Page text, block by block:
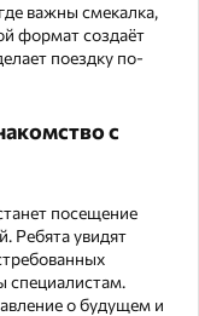
важны смекалка,
формат создаёт
поездку по-
с
посещение
Ребята увидят
специалистам.
о будущем и